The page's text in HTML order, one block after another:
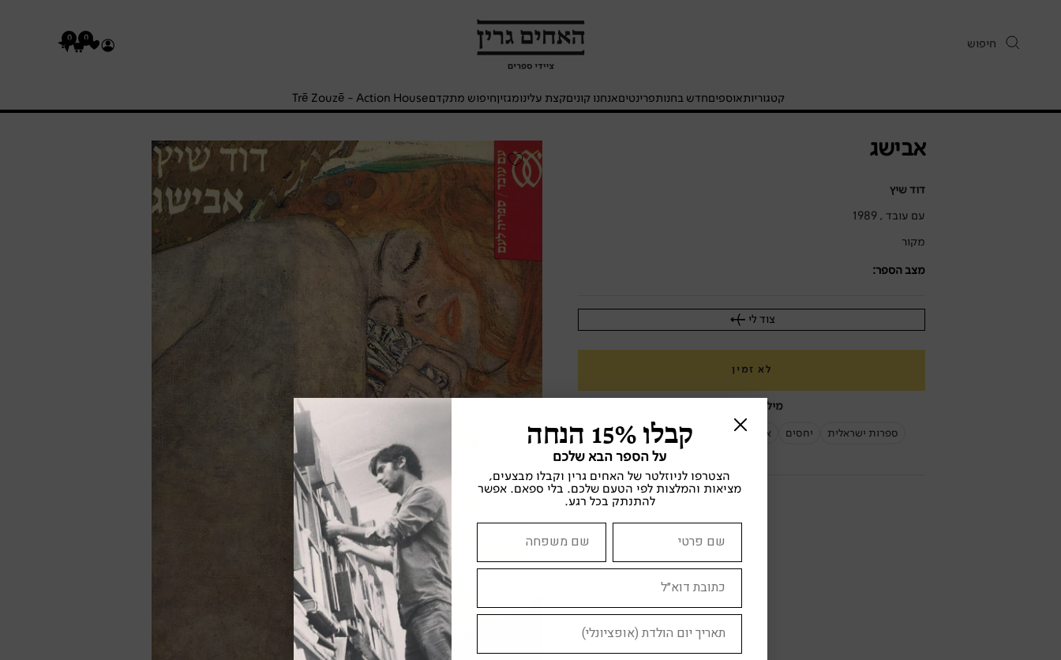
האחים
גרין
ספרים
0
0
קטגוריותאוספיםחדש בחנותפרינטיםאנחנו קוניםקצת עלינומגזיןחיפוש מתקדםTrē Zouzē - Action House
אבישג
דוד שיץ
עם עובד , 1989
מקור
מצב הספר:
צוד לי
לא זמין
מילות מפתח:
ספרות ישראלית יחסים אהבה דור שני תשוקה
אבישג
קבלו 15% הנחה
על הספר הבא שלכם
הצטרפו לניוזלטר של האחים גרין וקבלו מבצעים,
מציאות והמלצות לפי הטעם שלכם. בלי ספאם. אפשר
להתנתק בכל רגע.